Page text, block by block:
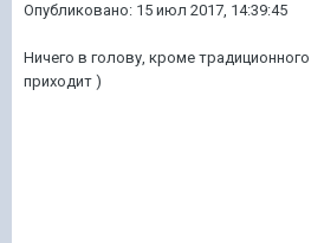
Опубликовано: 15 июл 2017, 14:39:45
Ничего в голову, кроме
приходит )